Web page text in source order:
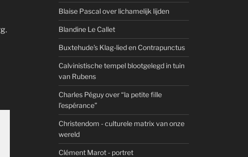
Blaise Pascal over lichamelijk lijden
Blandine Le Callet
Buxtehude's Klag-lied en Contrapunctus
Calvinistische tempel blootgelegd in tuin
van Rubens
Charles Péguy over “la petite fille
l’espérance”
Christendom - culturele matrix van onze
wereld
Clément Marot - portret